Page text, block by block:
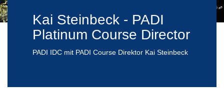
Kai Steinbeck - PADI
Platinum Course Director
PADI IDC mit PADI Course Direktor Kai Steinbeck